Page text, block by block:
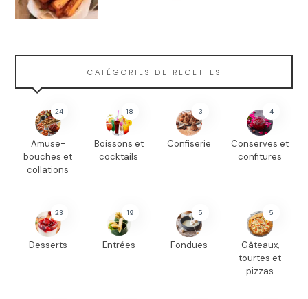
CATÉGORIES DE RECETTES
24
Amuse-
bouches et
collations
18
Boissons et
cocktails
3
Confiserie
4
Conserves et
confitures
23
Desserts
19
Entrées
5
Fondues
5
Gâteaux,
tourtes et
pizzas